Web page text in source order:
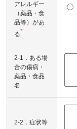
アレルギー
（薬品・食
品等）があ
る*
2-1．ある場
合の傷病・
薬品・食品
名
2-2．症状等